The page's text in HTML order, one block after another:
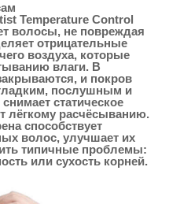
Temperature Control
волосы, не повреждая
отрицательные
воздуха, которые
влаги. В
и покров
послушным и
статическое
лёгкому расчёсыванию.
способствует
волос, улучшает их
типичные проблемы:
или сухость корней.